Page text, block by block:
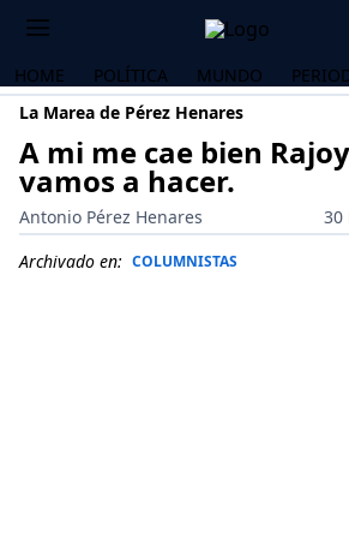
HOME POLÍTICA MUNDO
La Marea de Pérez Henares
A mi me cae bien
vamos a hacer.
Antonio Pérez Henares
30
Archivado en: COLUMNISTAS